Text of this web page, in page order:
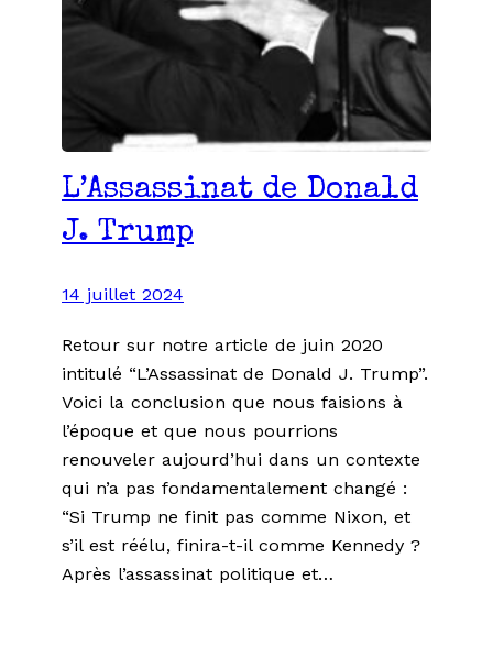
L’Assassinat de Donald
J. Trump
14 juillet 2024
Retour sur notre article de juin 2020
intitulé “L’Assassinat de Donald J. Trump”.
Voici la conclusion que nous faisions à
l’époque et que nous pourrions
renouveler aujourd’hui dans un contexte
qui n’a pas fondamentalement changé :
“Si Trump ne finit pas comme Nixon, et
s’il est réélu, finira-t-il comme Kennedy ?
Après l’assassinat politique et…